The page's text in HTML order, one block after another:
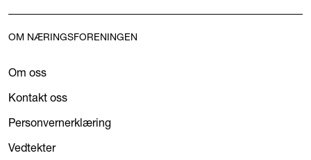
OM NÆRINGSFORENINGEN
Om oss
Kontakt oss
Personvernerklæring
Vedtekter